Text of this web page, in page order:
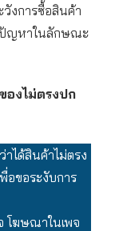
วังการซื้อสินค้า
ปัญหาในลักษณะ
องไม่ตรงปก
ได้สินค้าไม่ตรง
ขอระงับการ
โฆษณาในเพจ